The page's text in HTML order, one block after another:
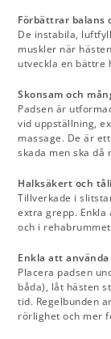
Förbättrar balans
De instabila,
muskler när
utveckla en bättre
Skonsam och
Padsen är
vid uppställning,
massage. De är
skada men ska
Halksäkert och
Tillverkade i
extra grepp. Enkla
och i
Enkla att
Placera padsen
båda), låt hästen
tid. Regelbunden
rörlighet och mer